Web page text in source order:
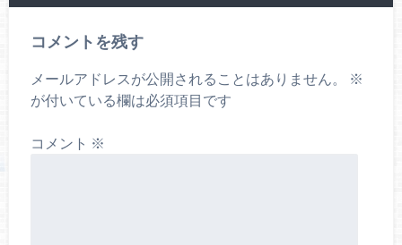
コメントを残す
メールアドレスが公開されることはありません。
※
が付いている欄は必須項目です
コメント ※